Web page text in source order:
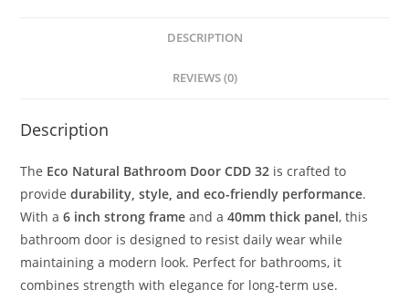
DESCRIPTION
REVIEWS (0)
Description
The Eco Natural Bathroom Door CDD 32 is crafted to
providedurability, style, and eco-friendly performance.
With a6 inch strong frame and a40mm thick panel, this
bathroom door is designed to resist daily wear while
maintaining a modern look. Perfect for bathrooms, it
combines strength with elegance for long-term use.